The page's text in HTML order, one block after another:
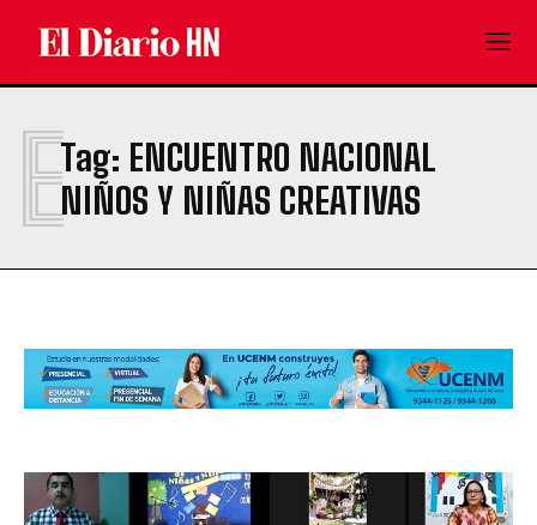
Tag: ENCUENTRO NACIONAL
NIÑOS Y NIÑAS CREATIVAS
E